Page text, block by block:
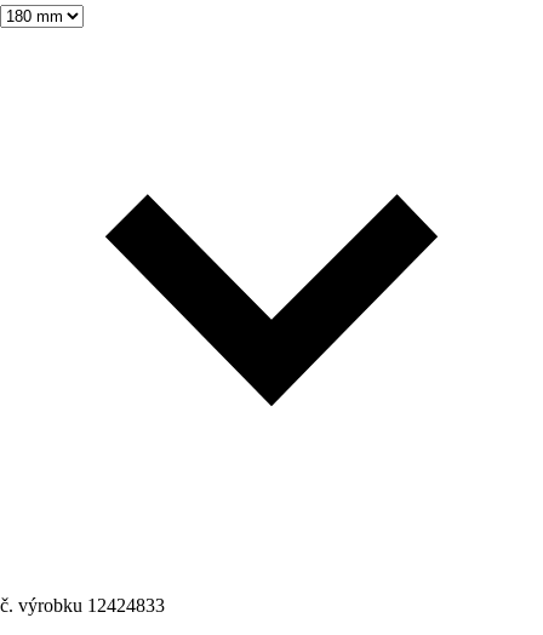
č. výrobku 12424833